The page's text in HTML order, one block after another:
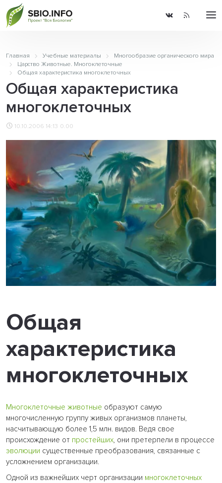
Главная Учебные материалы
Многообразие органического мира
Царство Животные. Многоклеточные
Общая характеристика многоклеточных
Общая характеристика
многоклеточных
10.10.2006 14:13 0.00
Общая
характеристика
многоклеточных
Многоклеточные животные образуют самую
многочисленную группу живых организмов планеты,
насчитывающую более 1,5 млн. видов. Ведя свое
происхождение от простейших, они претерпели в процессе
эволюции существенные преобразования, связанные с
усложнением организации.
Одной из важнейших черт организации многоклеточных